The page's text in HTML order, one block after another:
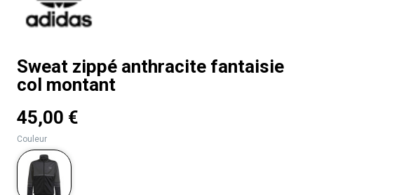
Sweat zippé anthracite fantaisie
col montant
45,00 €
Couleur